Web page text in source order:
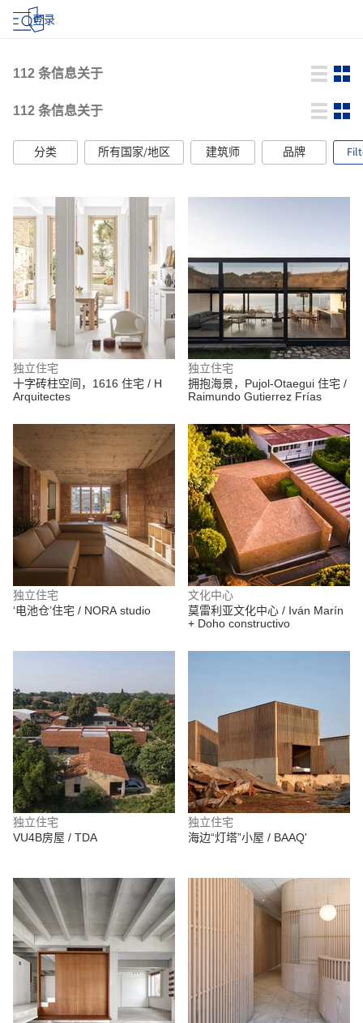
登录
112 条信息关于
112 条信息关于
分类 所有国家/地区 建筑师 品牌
独立住宅
十字砖柱空间，1616 住宅 / H
Arquitectes
独立住宅
拥抱海景，Pujol-Otaegui 住宅 /
Raimundo Gutierrez Frías
独立住宅
‘电池仓’住宅 / NORA studio
文化中心
莫雷利亚文化中心 / Iván Marín
+ Doho constructivo
独立住宅
VU4B房屋 / TDA
独立住宅
海边“灯塔”小屋 / BAAQ'